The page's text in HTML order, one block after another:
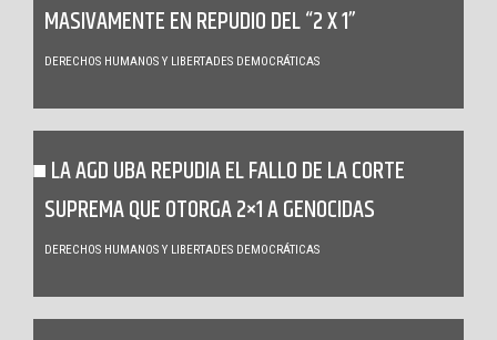
MASIVAMENTE EN REPUDIO DEL “2 X 1”
DERECHOS HUMANOS Y LIBERTADES DEMOCRÁTICAS
LA AGD UBA REPUDIA EL FALLO DE LA CORTE
SUPREMA QUE OTORGA 2×1 A GENOCIDAS
DERECHOS HUMANOS Y LIBERTADES DEMOCRÁTICAS